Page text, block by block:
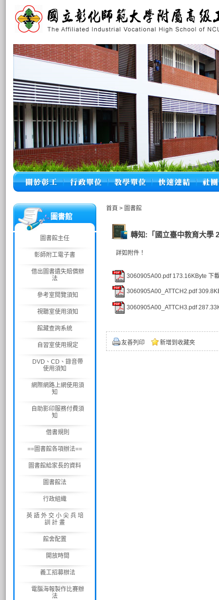
圖書館
圖書館主任
彰師附工電子書
借出圖書遺失賠償辦
法
參考室閱覽須知
視聽室使用須知
館藏查詢系統
自習室使用規定
DVD、CD、錄音帶
使用須知
網際網路上網使用須
知
自助影印服務付費須
知
借書規則
==圖書館各項辦法==
圖書館給家長的資料
圖書館法
行政組織
英 語 外 交 小 尖 兵 培
訓 計 畫
館舍配置
開放時間
義工招募辦法
電腦海報製作比賽辦
法
首頁 > 圖書館
轉知:「國立臺中教育大學
詳如附件！
3060905A00.pdf 173.16KByte 下
3060905A00_ATTCH2.pdf
3060905A00_ATTCH3.pdf
友善列印 新增到收藏夾